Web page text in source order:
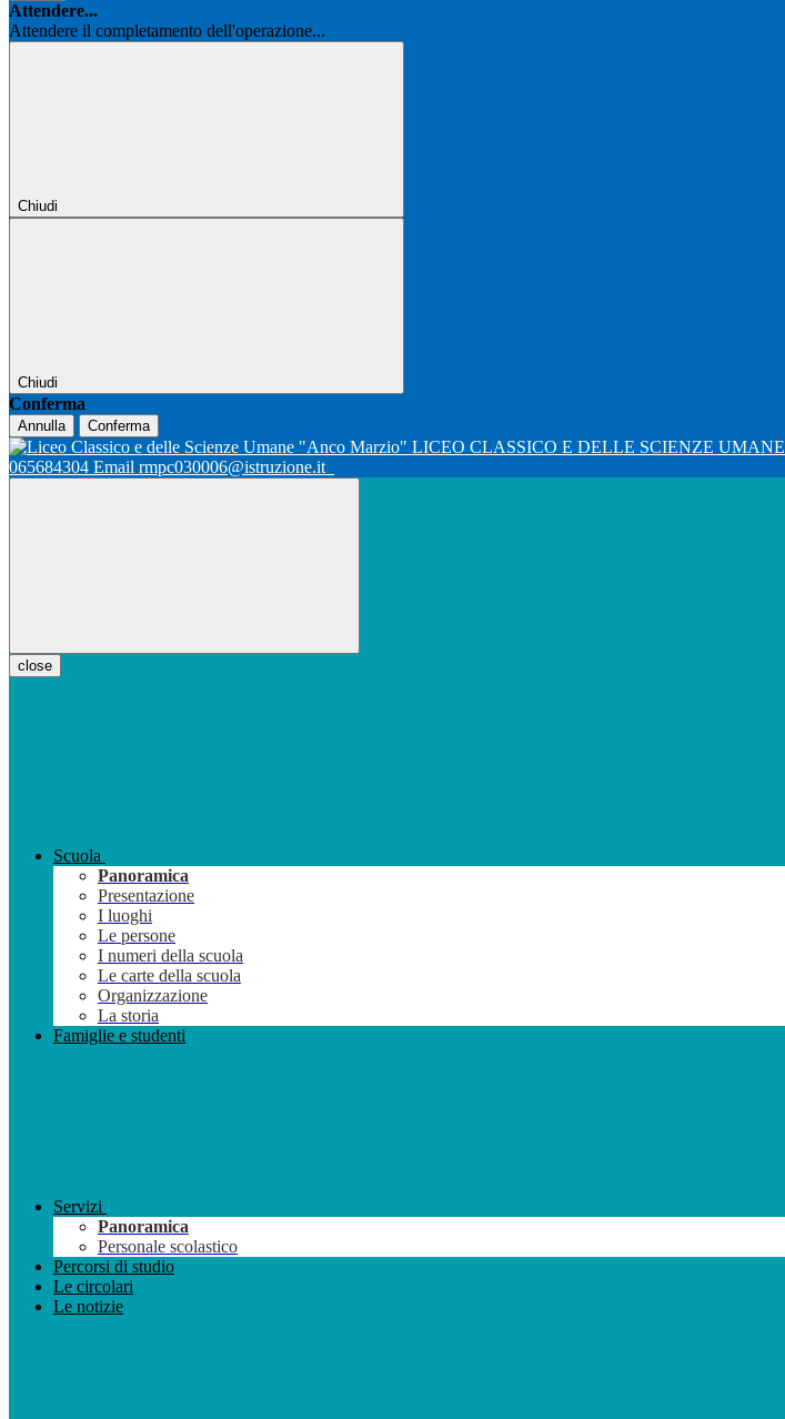
Attendere...
Attendere il completamento dell'operazione...
Chiudi
Chiudi
Conferma
Annulla Conferma
LICEO CLASSICO E DELLE SCIENZE UMANE
065684304 Email rmpc030006@istruzione.it
close
Scuola
Panoramica
Presentazione
I luoghi
Le persone
I numeri della scuola
Le carte della scuola
Organizzazione
La storia
Famiglie e studenti
Servizi
Panoramica
Personale scolastico
Percorsi di studio
Le circolari
Le notizie